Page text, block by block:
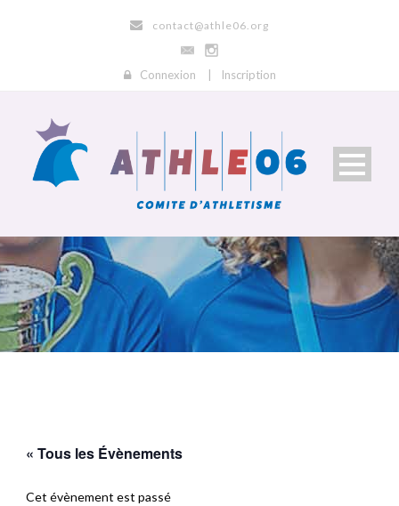
contact@athle06.org
Connexion Inscription
« Tous les Évènements
Cet évènement est passé